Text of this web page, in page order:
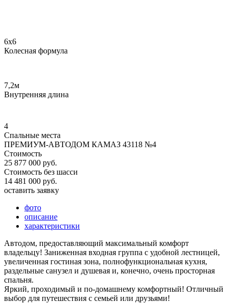
6х6
Колесная формула
7,2м
Внутренняя длина
4
Спальные места
ПРЕМИУМ-АВТОДОМ КАМАЗ 43118 №4
Стоимость
25 877 000 руб.
Стоимость без шасси
14 481 000 руб.
оставить заявку
фото
описание
характеристики
Автодом, предоставляющий максимальный комфорт
владельцу! Заниженная входная группа с удобной лестницей,
увеличенная гостиная зона, полнофункциональная кухня,
раздельные санузел и душевая и, конечно, очень просторная
спальня.
Яркий, проходимый и по-домашнему комфортный! Отличный
выбор для путешествия с семьей или друзьями!